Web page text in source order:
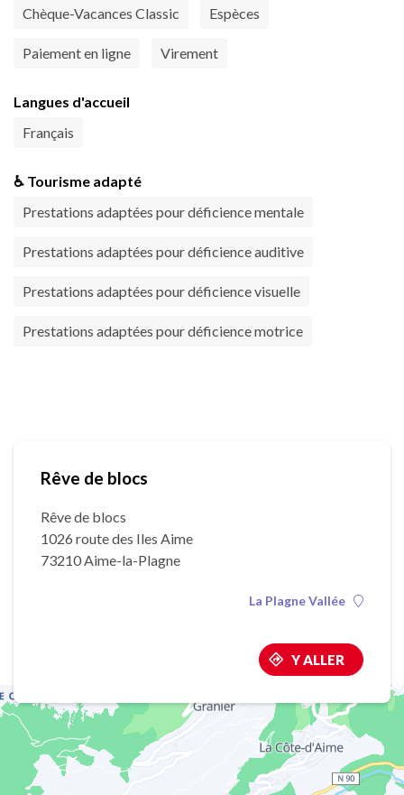
Chèque-Vacances Classic Espèces
Paiement en ligne Virement
Langues d'accueil
Français
♿ Tourisme adapté
Prestations adaptées pour déficience mentale
Prestations adaptées pour déficience auditive
Prestations adaptées pour déficience visuelle
Prestations adaptées pour déficience motrice
Rêve de blocs
Rêve de blocs
1026 route des Iles Aime
73210 Aime-la-Plagne
La Plagne Vallée
Y ALLER